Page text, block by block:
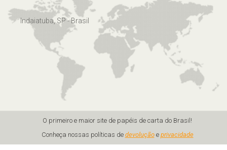
Indaiatuba, SP - Brasil
O primeiro e maior site de papéis de carta do Brasil!
Conheça nossas políticas de devoluçãoe privacidade